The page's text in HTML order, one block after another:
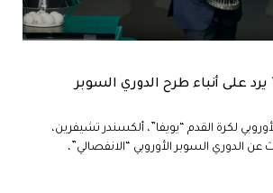
يرد على أنباء طرح الدوري السوبر
لكرة القدم “يويفا”، ألكسندر تشيفرين،
الدوري السوبر الأوروبي “الانفصالي”،